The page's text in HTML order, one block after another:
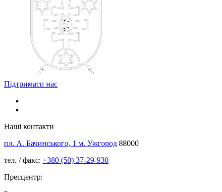
Підтримати нас
Наші контакти
пл. А. Бачинського, 1 м. Ужгород 88000
тел. / факс: +380 (50) 37-29-930
Пресцентр: